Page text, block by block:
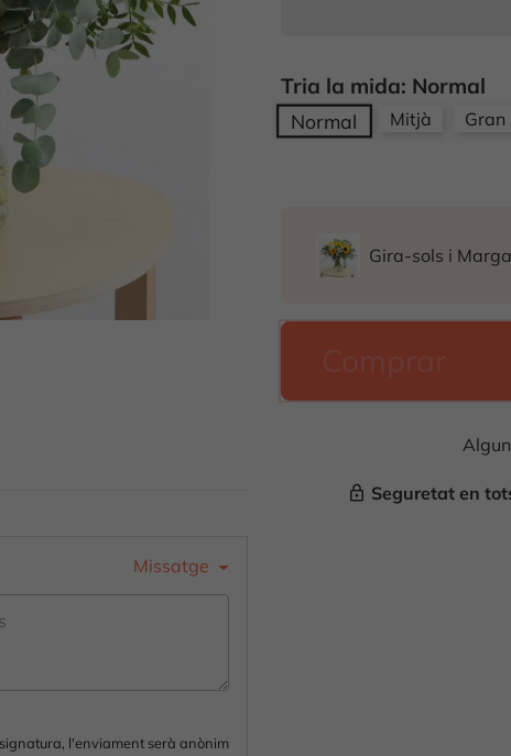
Missatge
l'enviament serà anònim
Tria la mida: Normal
Normal Mitjà Gran
Gira-sols i
lock_outline Seguretat en